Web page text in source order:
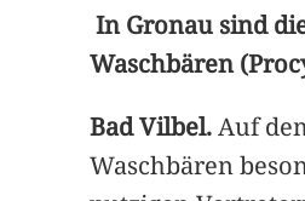
In Gronau sind
Waschbären
Bad Vilbel.Auf
Waschbären